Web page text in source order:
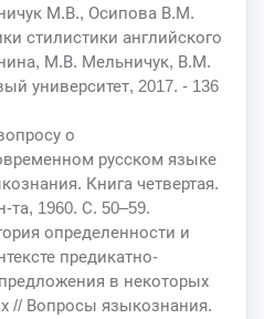
М.В., Осипова В.М.
стилистики английского
М.В. Мельничук, В.М.
университет, 2017. - 136
о
русском языке
Книга четвертая.
1960. С. 50–59.
определенности и
предикатно-
в некоторых
// Вопросы языкознания.